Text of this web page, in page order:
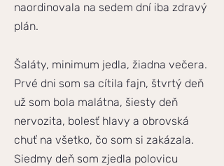
naordinovala na sedem dní iba zdravý
plán.
Šaláty, minimum jedla, žiadna večera.
Prvé dni som sa cítila fajn, štvrtý deň
už som bola malátna, šiesty deň
nervozita, bolesť hlavy a obrovská
chuť na všetko, čo som si zakázala.
Siedmy deň som zjedla polovicu